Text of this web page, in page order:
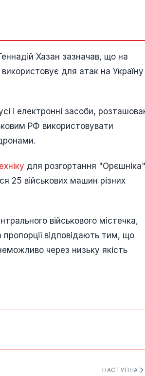
Хазан зазначав, що на
для атак на Україну
і електронні засоби,
РФ використовувати
для розгортання
25 військових машин різних
військового містечка,
відповідають тим, що
через низьку якість
НАСТУПНА